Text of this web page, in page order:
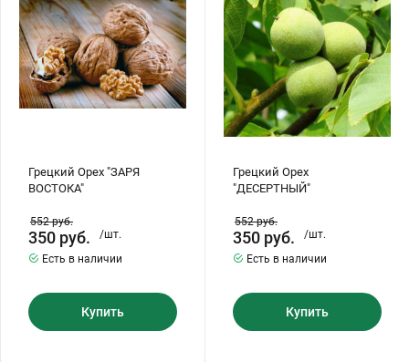
Грецкий Орех "ЗАРЯ
ВОСТОКА"
552руб.
350 руб.
/шт.
Есть в наличии
Купить
Грецкий Орех
"ДЕСЕРТНЫЙ"
552руб.
350 руб.
/шт.
Есть в наличии
Купить